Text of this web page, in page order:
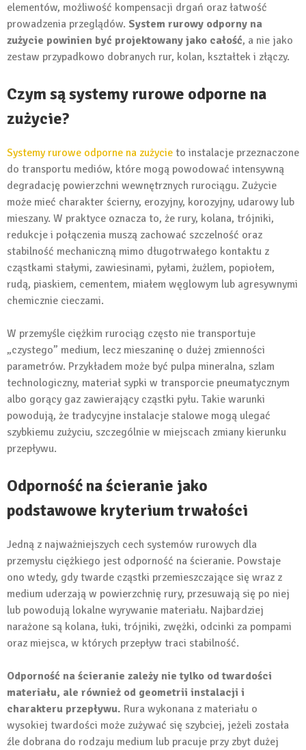
elementów, możliwość kompensacji drgań oraz łatwość
prowadzenia przeglądów. System rurowy odporny na
zużycie powinien być projektowany jako całość, a nie jako
zestaw przypadkowo dobranych rur, kolan, kształtek i złączy.
Czym są systemy rurowe odporne na
zużycie?
Systemy rurowe odporne na zużycie to instalacje przeznaczone
do transportu mediów, które mogą powodować intensywną
degradację powierzchni wewnętrznych rurociągu. Zużycie
może mieć charakter ścierny, erozyjny, korozyjny, udarowy lub
mieszany. W praktyce oznacza to, że rury, kolana, trójniki,
redukcje i połączenia muszą zachować szczelność oraz
stabilność mechaniczną mimo długotrwałego kontaktu z
cząstkami stałymi, zawiesinami, pyłami, żużlem, popiołem,
rudą, piaskiem, cementem, miałem węglowym lub agresywnymi
chemicznie cieczami.
W przemyśle ciężkim rurociąg często nie transportuje
„czystego” medium, lecz mieszaninę o dużej zmienności
parametrów. Przykładem może być pulpa mineralna, szlam
technologiczny, materiał sypki w transporcie pneumatycznym
albo gorący gaz zawierający cząstki pyłu. Takie warunki
powodują, że tradycyjne instalacje stalowe mogą ulegać
szybkiemu zużyciu, szczególnie w miejscach zmiany kierunku
przepływu.
Odporność na ścieranie jako
podstawowe kryterium trwałości
Jedną z najważniejszych cech systemów rurowych dla
przemysłu ciężkiego jest odporność na ścieranie. Powstaje
ono wtedy, gdy twarde cząstki przemieszczające się wraz z
medium uderzają w powierzchnię rury, przesuwają się po niej
lub powodują lokalne wyrywanie materiału. Najbardziej
narażone są kolana, łuki, trójniki, zwężki, odcinki za pompami
oraz miejsca, w których przepływ traci stabilność.
Odporność na ścieranie zależy nie tylko od twardości
materiału, ale również od geometrii instalacji i
charakteru przepływu. Rura wykonana z materiału o
wysokiej twardości może zużywać się szybciej, jeżeli została
źle dobrana do rodzaju medium lub pracuje przy zbyt dużej